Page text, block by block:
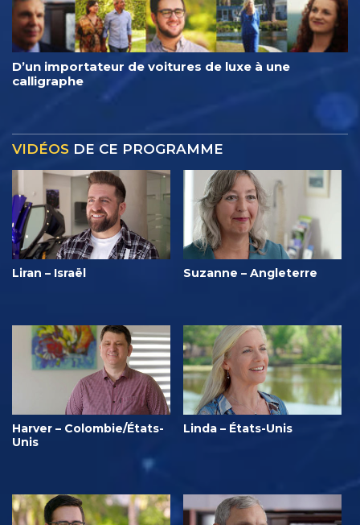
D’un importateur de voitures de luxe à une
calligraphe
VIDÉOS DE CE PROGRAMME
Liran – Israël Suzanne – Angleterre
Harver – Colombie/États-
Unis
Linda – États-Unis